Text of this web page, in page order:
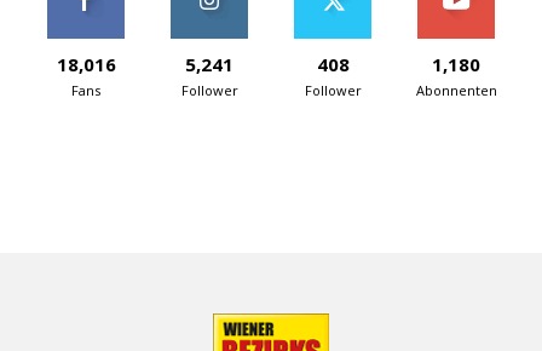
18,016
Fans
5,241
Follower
408
Follower
1,180
Abonnenten